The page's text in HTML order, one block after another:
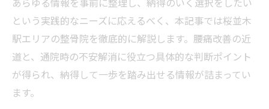
という実践的なニーズに応えるべく、本記事では桜並木
駅エリアの整骨院を徹底的に解説します。腰痛改善の近
道と、通院時の不安解消に役立つ具体的な判断ポイント
が得られ、納得して一歩を踏み出せる情報が詰まってい
ます。